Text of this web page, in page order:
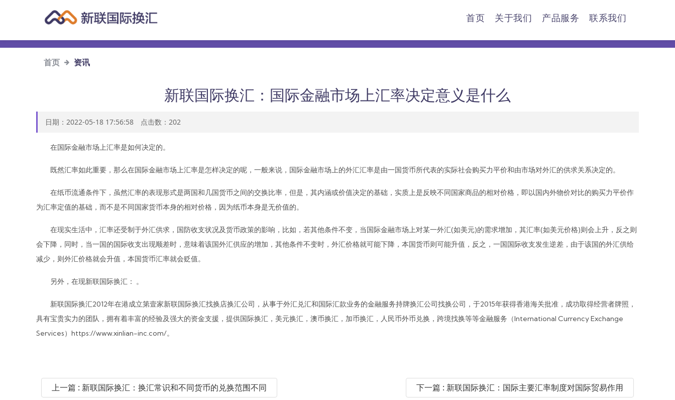
首页 关于我们 产品服务 联系我们
首页 资讯
新联国际换汇：国际金融市场上汇率决定意义是什么
日期：2022-05-18 17:56:58 点击数： 202
在国际金融市场上汇率是如何决定的。
既然汇率如此重要，那么在国际金融市场上汇率是怎样决定的呢，一般来说，国际金融市场上的外汇汇率是由一国货币所代表的实际社会购买力平价和由市场对外汇的供求关系决定的。
在纸币流通条件下，虽然汇率的表现形式是两国和几国货币之间的交换比率，但是，其内涵或价值决定的基础，实质上是反映不同国家商品的相对价格，即以国内外物价对比的购买力平价作
为汇率定值的基础，而不是不同国家货币本身的相对价格，因为纸币本身是无价值的。
在现实生活中，汇率还受制于外汇供求，国防收支状况及货币政策的影响，比如，若其他条件不变，当国际金融市场上对某一外汇(如美元)的需求增加，其汇率(如美元价格)则会上升，反之则
会下降，同时，当一国的国际收支出现顺差时，意味着该国外汇供应的增加，其他条件不变时，外汇价格就可能下降，本国货币则可能升值，反之，一国国际收支发生逆差，由于该国的外汇供给
减少，则外汇价格就会升值，本国货币汇率就会贬值。
另外，在现新联国际换汇： 。
新联国际换汇2012年在港成立第壹家新联国际换汇找换店换汇公司，从事于外汇兑汇和国际汇款业务的金融服务持牌换汇公司找换公司，于2015年获得香港海关批准，成功取得经营者牌照，
具有宝贵实力的团队，拥有着丰富的经验及强大的资金支援，提供国际换汇，美元换汇，澳币换汇，加币换汇，人民币外币兑换，跨境找换等等金融服务（International Currency Exchange
Services）https://www.xinlian-inc.com/。
上一篇 : 新联国际换汇：换汇常识和不同货币的兑换范围不同 下一篇 : 新联国际换汇：国际主要汇率制度对国际贸易作用